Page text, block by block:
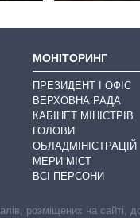
МОНІТОРИНГ
ПРЕЗИДЕНТ І ОФІС
ВЕРХОВНА РАДА
КАБІНЕТ МІНІСТРІВ
ГОЛОВИ
ОБЛАДМІНІСТРАЦІЙ
МЕРИ МІСТ
ВСІ ПЕРСОНИ
розміщених на сайті,